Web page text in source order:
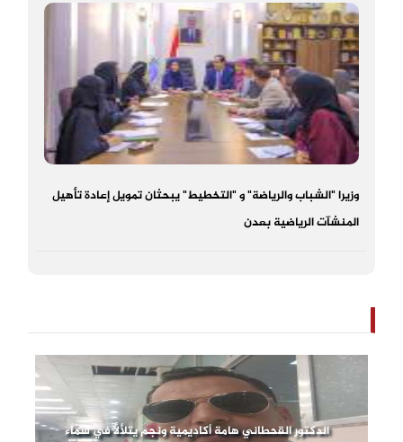
وزيرا "الشباب والرياضة" و "التخطيط" يبحثان تمويل إعادة تأهيل
المنشآت الرياضية بعدن
الدكتور القحطاني هامة أكاديمية ونجم يتلألأ في سماء